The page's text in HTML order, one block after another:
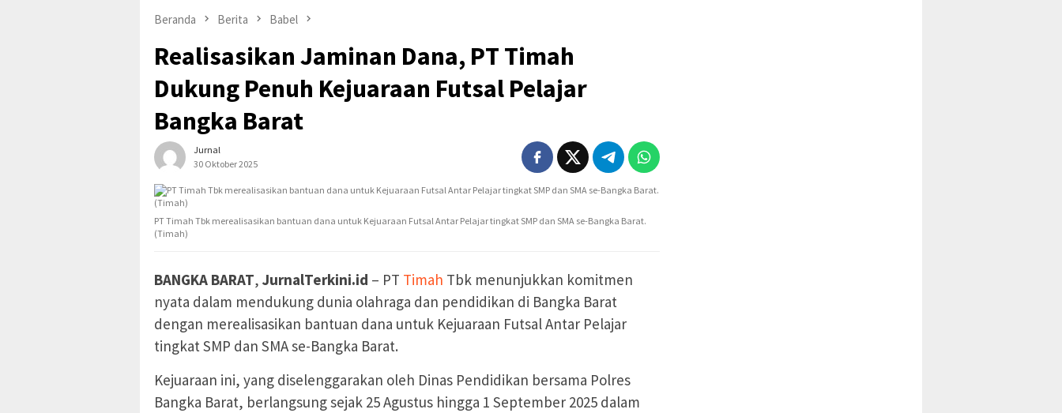
Beranda Berita Babel
Realisasikan Jaminan Dana, PT Timah
Dukung Penuh Kejuaraan Futsal Pelajar
Bangka Barat
Jurnal
30 Oktober 2025
PT Timah Tbk merealisasikan bantuan dana untuk Kejuaraan Futsal Antar Pelajar tingkat SMP dan SMA se-Bangka Barat.
(Timah)
BANGKA BARAT, JurnalTerkini.id – PT Timah Tbk menunjukkan komitmen
nyata dalam mendukung dunia olahraga dan pendidikan di Bangka Barat
dengan merealisasikan bantuan dana untuk Kejuaraan Futsal Antar Pelajar
tingkat SMP dan SMA se-Bangka Barat.
Kejuaraan ini, yang diselenggarakan oleh Dinas Pendidikan bersama Polres
Bangka Barat, berlangsung sejak 25 Agustus hingga 1 September 2025 dalam